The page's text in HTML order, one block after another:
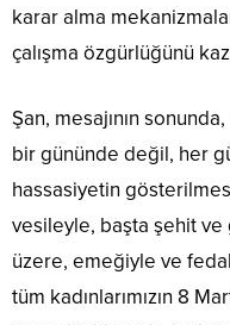
karar alma
çalışma özgürlüğünü
Şan, mesajının
bir gününde değil, her
hassasiyetin
vesileyle, başta şehit
üzere, emeğiyle ve
tüm kadınlarımızın 8